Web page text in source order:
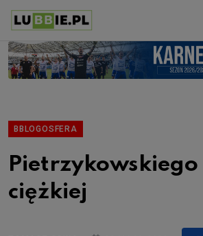
BBLOGOSFERA
ciężkiej